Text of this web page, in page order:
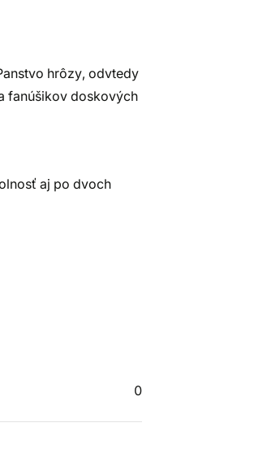
hrôzy, odvtedy
fanúšikov doskových
aj po dvoch
0